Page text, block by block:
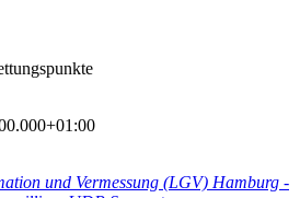
und Vermessung (LGV) Hamburg -